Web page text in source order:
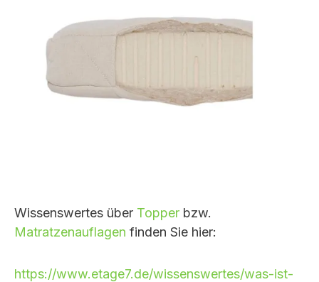
Wissenswertes über Topper bzw.
Matratzenauflagen finden Sie hier:
https://www.etage7.de/wissenswertes/was-ist-